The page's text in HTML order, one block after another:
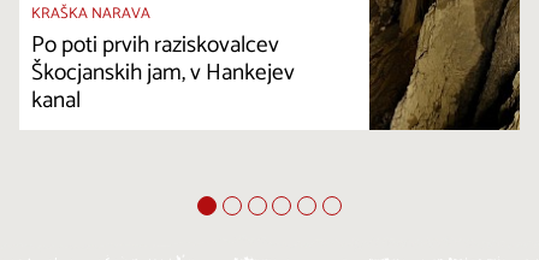
KRAŠKA NARAVA
Po poti prvih raziskovalcev
Škocjanskih jam, v Hankejev
kanal